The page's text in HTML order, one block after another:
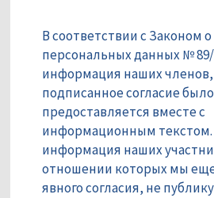
В соответствии с Законом
персональных данных № 89/
информация наших
подписанное согласие
предоставляется вместе с
информационным текстом.
информация наших
отношении которых мы
явного согласия, не